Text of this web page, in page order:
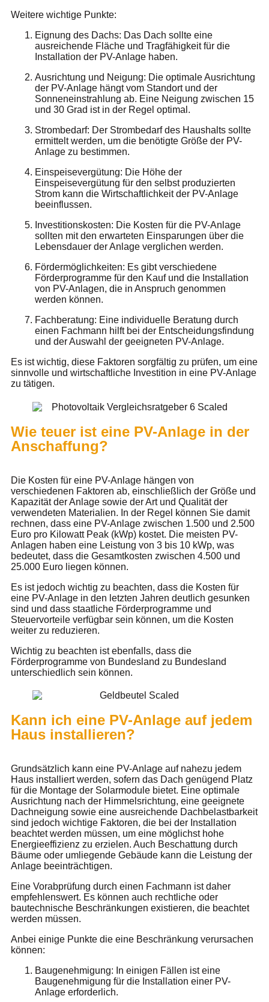
Weitere wichtige Punkte:
Eignung des Dachs: Das Dach sollte eine
ausreichende Fläche und Tragfähigkeit für die
Installation der PV-Anlage haben.
Ausrichtung und Neigung: Die optimale Ausrichtung
der PV-Anlage hängt vom Standort und der
Sonneneinstrahlung ab. Eine Neigung zwischen 15
und 30 Grad ist in der Regel optimal.
Strombedarf: Der Strombedarf des Haushalts sollte
ermittelt werden, um die benötigte Größe der PV-
Anlage zu bestimmen.
Einspeisevergütung: Die Höhe der
Einspeisevergütung für den selbst produzierten
Strom kann die Wirtschaftlichkeit der PV-Anlage
beeinflussen.
Investitionskosten: Die Kosten für die PV-Anlage
sollten mit den erwarteten Einsparungen über die
Lebensdauer der Anlage verglichen werden.
Fördermöglichkeiten: Es gibt verschiedene
Förderprogramme für den Kauf und die Installation
von PV-Anlagen, die in Anspruch genommen
werden können.
Fachberatung: Eine individuelle Beratung durch
einen Fachmann hilft bei der Entscheidungsfindung
und der Auswahl der geeigneten PV-Anlage.
Es ist wichtig, diese Faktoren sorgfältig zu prüfen, um eine
sinnvolle und wirtschaftliche Investition in eine PV-Anlage
zu tätigen.
Wie teuer ist eine PV-Anlage in der
Anschaffung?
Die Kosten für eine PV-Anlage hängen von
verschiedenen Faktoren ab, einschließlich der Größe und
Kapazität der Anlage sowie der Art und Qualität der
verwendeten Materialien. In der Regel können Sie damit
rechnen, dass eine PV-Anlage zwischen 1.500 und 2.500
Euro pro Kilowatt Peak (kWp) kostet. Die meisten PV-
Anlagen haben eine Leistung von 3 bis 10 kWp, was
bedeutet, dass die Gesamtkosten zwischen 4.500 und
25.000 Euro liegen können.
Es ist jedoch wichtig zu beachten, dass die Kosten für
eine PV-Anlage in den letzten Jahren deutlich gesunken
sind und dass staatliche Förderprogramme und
Steuervorteile verfügbar sein können, um die Kosten
weiter zu reduzieren.
Wichtig zu beachten ist ebenfalls, dass die
Förderprogramme von Bundesland zu Bundesland
unterschiedlich sein können.
Kann ich eine PV-Anlage auf jedem
Haus installieren?
Grundsätzlich kann eine PV-Anlage auf nahezu jedem
Haus installiert werden, sofern das Dach genügend Platz
für die Montage der Solarmodule bietet. Eine optimale
Ausrichtung nach der Himmelsrichtung, eine geeignete
Dachneigung sowie eine ausreichende Dachbelastbarkeit
sind jedoch wichtige Faktoren, die bei der Installation
beachtet werden müssen, um eine möglichst hohe
Energieeffizienz zu erzielen. Auch Beschattung durch
Bäume oder umliegende Gebäude kann die Leistung der
Anlage beeinträchtigen.
Eine Vorabprüfung durch einen Fachmann ist daher
empfehlenswert. Es können auch rechtliche oder
bautechnische Beschränkungen existieren, die beachtet
werden müssen.
Anbei einige Punkte die eine Beschränkung verursachen
können:
Baugenehmigung: In einigen Fällen ist eine
Baugenehmigung für die Installation einer PV-
Anlage erforderlich.